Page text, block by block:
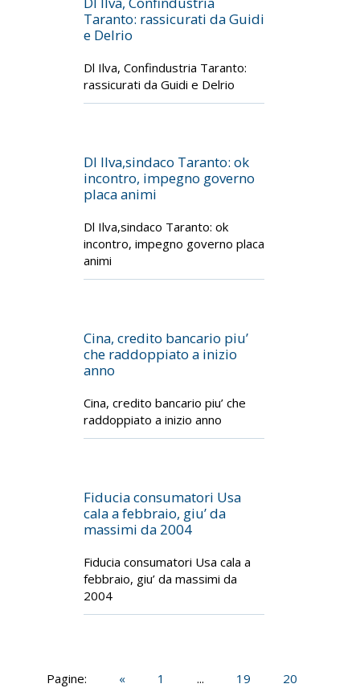
Taranto: rassicurati da Guidi
e Delrio
Dl Ilva, Confindustria Taranto:
rassicurati da Guidi e Delrio
Dl Ilva,sindaco Taranto: ok
incontro, impegno governo
placa animi
Dl Ilva,sindaco Taranto: ok
incontro, impegno governo placa
animi
Cina, credito bancario piu’
che raddoppiato a inizio
anno
Cina, credito bancario piu’ che
raddoppiato a inizio anno
Fiducia consumatori Usa
cala a febbraio, giu’ da
massimi da 2004
Fiducia consumatori Usa cala a
febbraio, giu’ da massimi da
2004
Pagine: « 1 ... 19
20